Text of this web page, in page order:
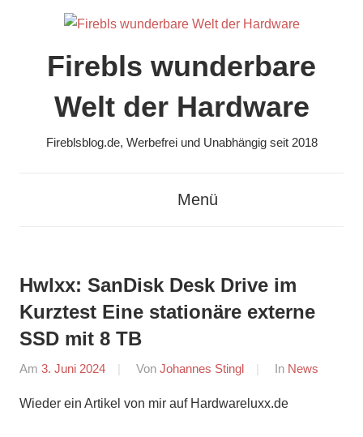
springenFirebls wunderbare
Welt der Hardware
Fireblsblog.de, Werbefrei und Unabhängig seit 2018
Menü
Hwlxx: SanDisk Desk Drive im
Kurztest Eine stationäre externe
SSD mit 8 TB
Am 3. Juni 2024 Von Johannes Stingl In News
Wieder ein Artikel von mir auf Hardwareluxx.de